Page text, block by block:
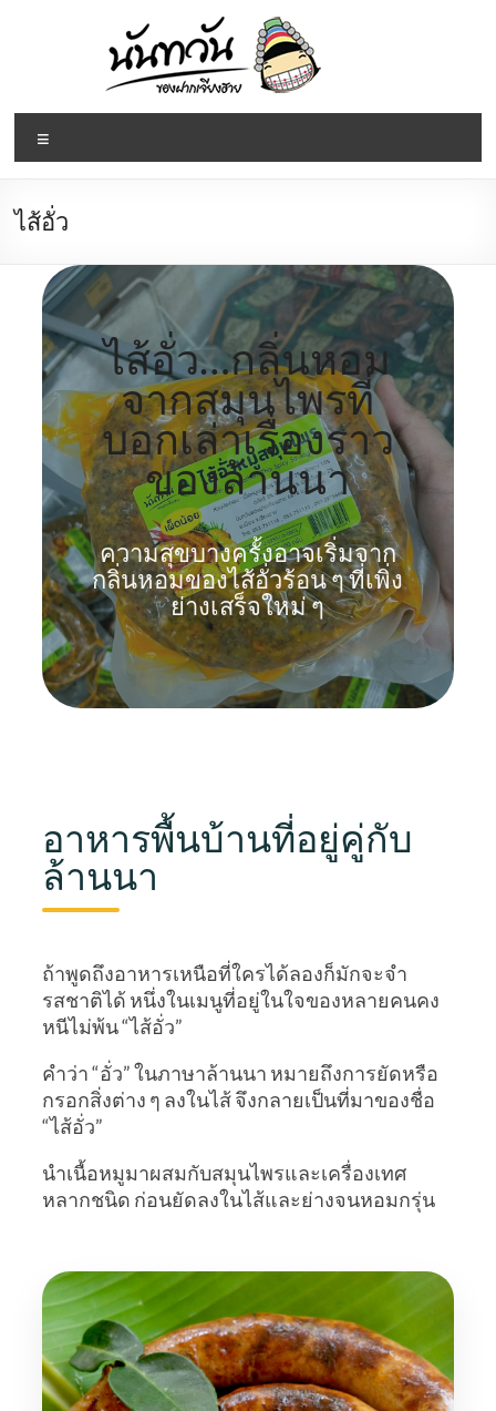
Namnuntawan
แหนม
มดแดง
ด่วน
ไส้อั่ว
หมูยอ
ไส้อั่ว
ไส้อั่ว…กลิ่นหอม
จากสมุนไพรที่
บอกเล่าเรื่องราว
ของล้านนา
ความสุขบางครั้งอาจเริ่มจาก
กลิ่นหอมของไส้อั่วร้อน ๆ ที่เพิ่ง
ย่างเสร็จใหม่ ๆ
อาหารพื้นบ้านที่อยู่คู่กับ
ล้านนา
ถ้าพูดถึงอาหารเหนือที่ใครได้ลองก็มักจะจำ
รสชาติได้ หนึ่งในเมนูที่อยู่ในใจของหลายคนคง
หนีไม่พ้น “ไส้อั่ว”
คำว่า “อั่ว” ในภาษาล้านนา หมายถึงการยัดหรือ
กรอกสิ่งต่าง ๆ ลงในไส้ จึงกลายเป็นที่มาของชื่อ
“ไส้อั่ว”
นำเนื้อหมูมาผสมกับสมุนไพรและเครื่องเทศ
หลากชนิด ก่อนยัดลงในไส้และย่างจนหอมกรุ่น